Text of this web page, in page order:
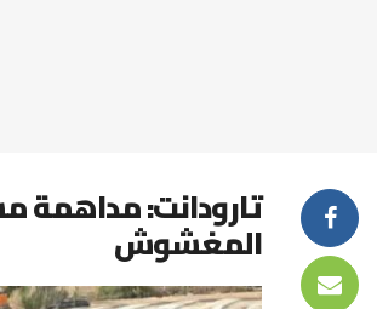
تارودانت: مداهمة
المغشوش